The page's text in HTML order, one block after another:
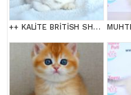
++ KALİTE BRİTİSH SHORTHAİR